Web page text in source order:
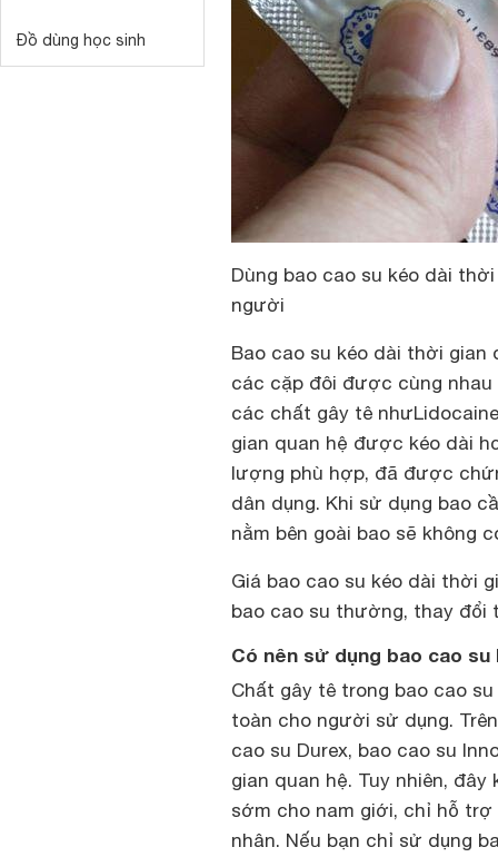
Đồ dùng học sinh
Dùng bao cao su kéo dài
người
Bao cao su kéo dài thời
các cặp đôi được cùng
các chất gây tê
gian quan hệ được kéo dài
lượng phù hợp, đã được
dân dụng. Khi sử dụng bao
nằm bên goài bao sẽ không
Giá bao cao su kéo dài thời
bao cao su thường, thay đổi
Có nên sử dụng bao cao
Chất gây tê trong bao cao
toàn cho người sử dụng.
cao su Durex, bao cao su
gian quan hệ. Tuy nhiên,
sớm cho nam giới, chỉ hỗ
nhân. Nếu bạn chỉ sử dụng